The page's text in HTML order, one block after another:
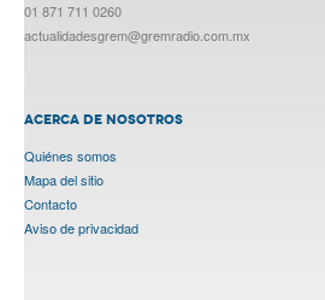
01 871 711 0260
actualidadesgrem@gremradio.com.mx
ACERCA DE NOSOTROS
Quiénes somos
Mapa del sitio
Contacto
Aviso de privacidad